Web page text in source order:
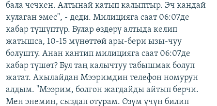
бала чечкен. Алтынай катып калыптыр. Эч кандай
кулаган эмес", - деди. Милицияга саат 06:07де
кабар түшүптүр. Булар өздөрү алтыда келип
жатышса, 10-15 мүнөттөй ары-бери ызы-чуу
болушту. Анан кантип милицияга саат 06:07де
кабар түшөт? Бул таң калычтуу табышмак болуп
жатат. Акылайдан Мээримдин телефон номурун
алдым. "Мээрим, болгон жагдайды айтып берчи.
Мен энемин, сыздап отурам. Өзүм үчүн билип